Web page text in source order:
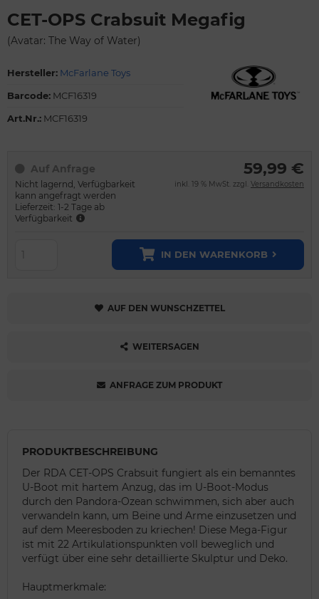
CET-OPS Crabsuit Megafig
(Avatar: The Way of Water)
Hersteller: McFarlane Toys
Barcode: MCF16319
Art.Nr.: MCF16319
Auf Anfrage
Nicht lagernd, Verfügbarkeit
kann angefragt werden
Lieferzeit: 1-2 Tage ab
Verfügbarkeit
59,99 €
inkl. 19 % MwSt. zzgl. Versandkosten
IN DEN WARENKORB
AUF DEN WUNSCHZETTEL
WEITERSAGEN
ANFRAGE ZUM PRODUKT
PRODUKTBESCHREIBUNG
Der RDA CET-OPS Crabsuit fungiert als ein bemanntes
U-Boot mit hartem Anzug, das im U-Boot-Modus
durch den Pandora-Ozean schwimmen, sich aber auch
verwandeln kann, um Beine und Arme einzusetzen und
auf dem Meeresboden zu kriechen! Diese Mega-Figur
ist mit 22 Artikulationspunkten voll beweglich und
verfügt über eine sehr detaillierte Skulptur und Deko.
Hauptmerkmale: